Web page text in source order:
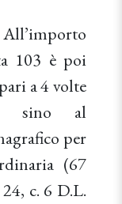
103 è poi
a 4 volte
sino al
per
(67
c. 6 D.L.